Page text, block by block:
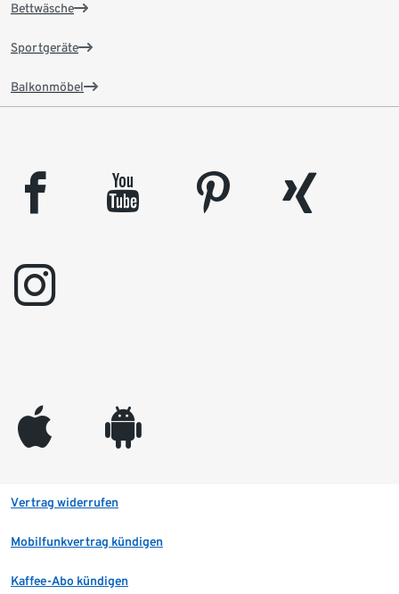
Bettwäsche
Sportgeräte
Balkonmöbel
facebook youtube pinterest
xing
instagram
appleinc android
Vertrag widerrufen
Mobilfunkvertrag kündigen
Kaffee-Abo kündigen